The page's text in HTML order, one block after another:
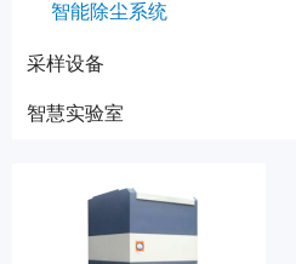
智能除尘系统
采样设备
智慧实验室